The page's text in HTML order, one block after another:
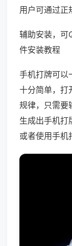
用户可通过正
辅助安装，
件安装教程
手机打牌可以
十分简单，打
规律，只需要
生成出手机打
或者使用手机